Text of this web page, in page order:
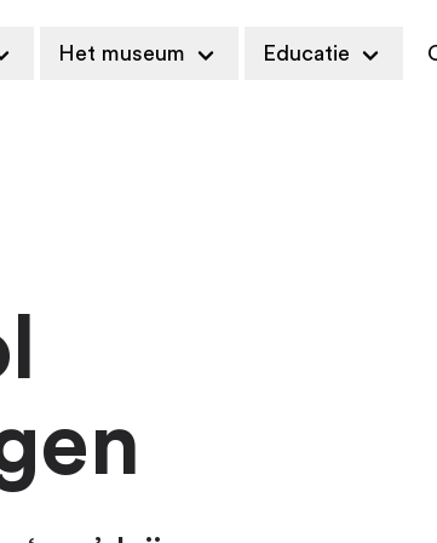
Het museum Educatie